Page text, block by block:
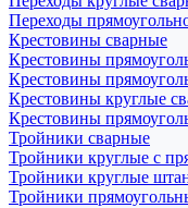
Переходы
Крестовины сварные
Крестовины
Крестовины
Крестовины круглые
Крестовины
Тройники сварные
Тройники круглые с
Тройники круглые
Тройники